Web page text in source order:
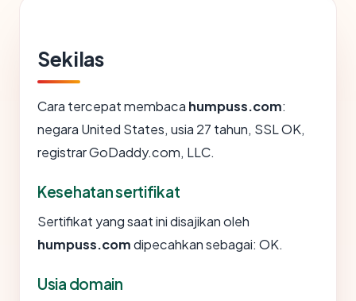
Sekilas
Cara tercepat membaca humpuss.com:
negara United States, usia 27 tahun, SSL OK,
registrar GoDaddy.com, LLC.
Kesehatan sertifikat
Sertifikat yang saat ini disajikan oleh
humpuss.comdipecahkan sebagai: OK.
Usia domain